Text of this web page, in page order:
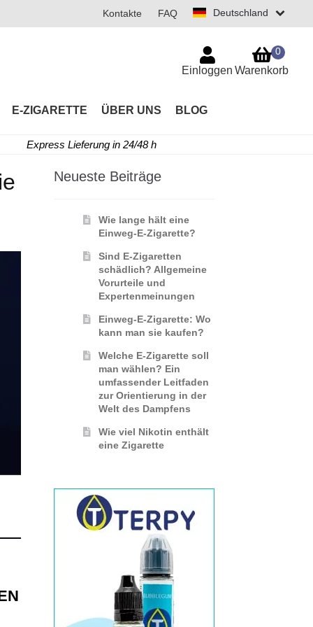
Deutschland
Kontakte FAQ
E-ZIGARETTE ÜBER UNS BLOG
Einloggen Warenkorb
0
Express Lieferung in 24/48 h
Neueste Beiträge
Wie lange hält eine
Einweg-E-Zigarette?
Sind E-Zigaretten
schädlich? Allgemeine
Vorurteile und
Expertenmeinungen
Einweg-E-Zigarette: Wo
kann man sie kaufen?
Welche E-Zigarette soll
man wählen? Ein
umfassender Leitfaden
zur Orientierung in der
Welt des Dampfens
Wie viel Nikotin enthält
eine Zigarette